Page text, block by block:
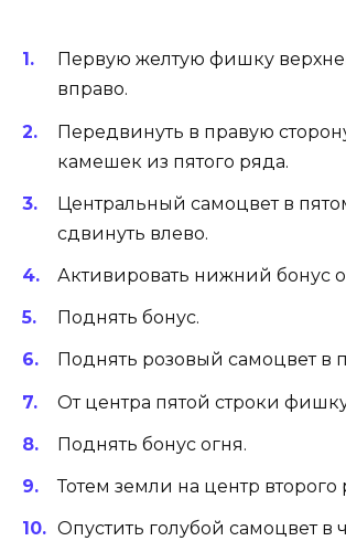
Первую желтую фишку
вправо.
Передвинуть в правую
камешек из пятого ряда.
Центральный самоцвет в
сдвинуть влево.
Активировать нижний бонус
Поднять бонус.
Поднять розовый самоцвет в
От центра пятой строки
Поднять бонус огня.
Тотем земли на центр второго
Опустить голубой самоцвет в